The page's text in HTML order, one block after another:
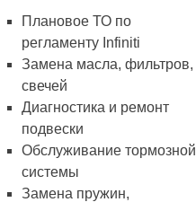
Плановое ТО по
регламенту Infiniti
Замена масла, фильтров,
свечей
Диагностика и ремонт
подвески
Обслуживание тормозной
системы
Замена пружин,